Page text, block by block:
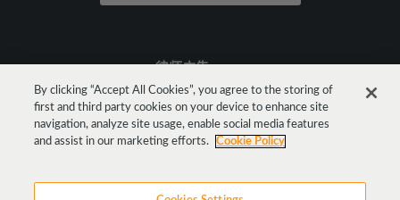
律师广告
法律声明
By clicking “Accept All Cookies”, you agree to the storing of
first and third party cookies on your device to enhance site
navigation, analyze site usage, enable social media features
and assist in our marketing efforts.
Cookie Policy